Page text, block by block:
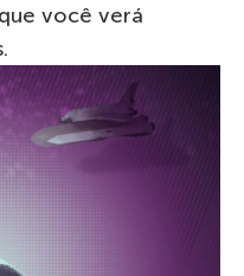
você verá